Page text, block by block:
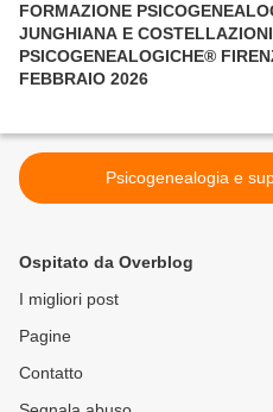
FORMAZIONE
JUNGHIANA E COSTELLAZIONI
PSICOGENEALOGICHE®
FEBBRAIO 2026
Ospitato da Overblog
I migliori post
Pagine
Contatto